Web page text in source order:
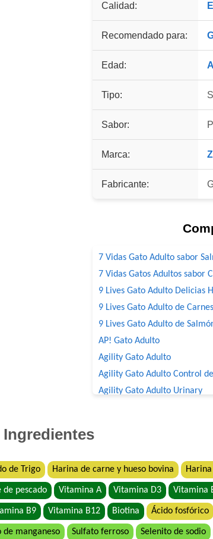
Calidad:
Recomendado para:
Edad:
Tipo:
Sabor:
Marca:
Fabricante:
7 Vidas Gato Adulto sabor
7 Vidas Gatos Adultos sabor
9 Lives Gato Adulto Delicias
9 Lives Gato Adulto de
9 Lives Gato Adulto de
AP! Gato Adulto
Agility Gato Adulto
Agility Gato Adulto Control
Agility Gato Adulto Urinary
Bonelo Gato Adulto
Bonelo Gato Adulto
Brio Gato Adulto
Capitán Gato Adulto
Ingredientes
de Trigo Harina de carne y hueso bovina
de pescado Vitamina A Vitamina D3 Vitamina
B9 Vitamina B12 Biotina Ácido fosfórico
de manganeso Sulfato ferroso Selenito de sodio